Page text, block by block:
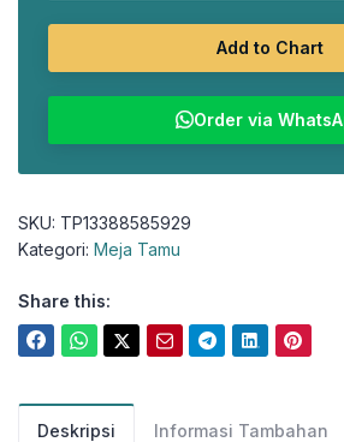
Add to Chart
Order via
SKU: TP13388585929
Kategori: Meja Tamu
Share this:
Deskripsi Informasi Tambahan